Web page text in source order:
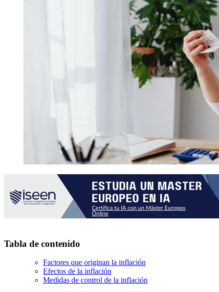
Tabla de contenido
Factores que originan la inflación
Efectos de la inflación
Medidas de control de la inflación